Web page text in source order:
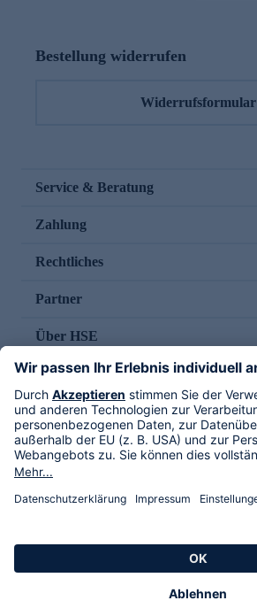
Bestellung widerrufen
Widerrufsformular
Service & Beratung
Zahlung
Rechtliches
Partner
Über HSE
Im TV
HSE International